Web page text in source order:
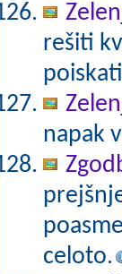
rešiti
napak
celoto.